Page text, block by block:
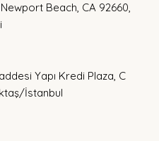
Beach, CA 92660,
Yapı Kredi Plaza, C
İstanbul